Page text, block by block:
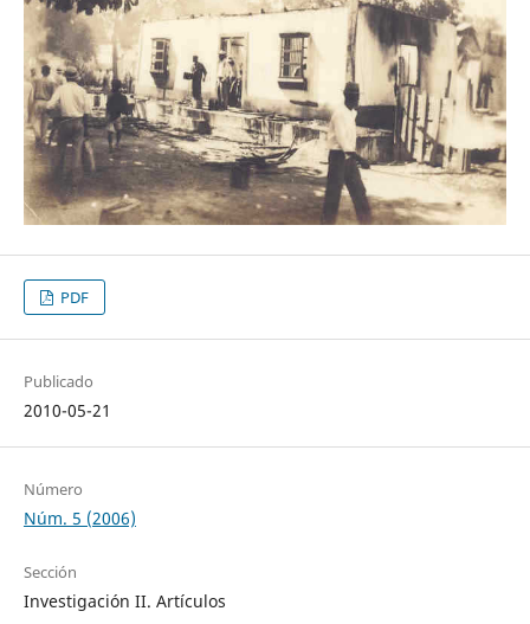
PDF
Publicado
2010-05-21
Número
Núm. 5 (2006)
Sección
Investigación II. Artículos